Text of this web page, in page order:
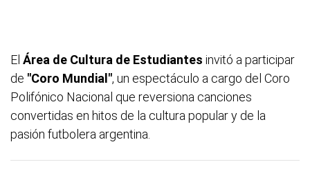
El Área de Cultura de Estudiantes invitó a participar
de "Coro Mundial", un espectáculo a cargo del Coro
Polifónico Nacional que reversiona canciones
convertidas en hitos de la cultura popular y de la
pasión futbolera argentina.